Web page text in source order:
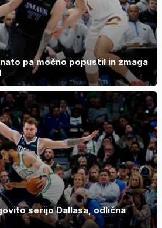
pa močno popustil in zmaga
serijo Dallasa, odlična